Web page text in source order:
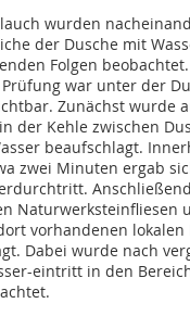
wurden
der Dusche mit
Folgen
war unter der
Zunächst wurde
der Kehle zwischen
beaufschlagt.
zwei Minuten ergab
Naturwerksteinfliesen
vorhandenen
Dabei wurde nach
eintritt in den